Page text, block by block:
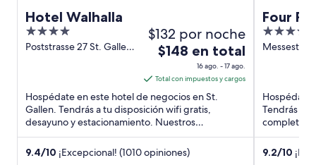
Hotel Walhalla
4
out
Poststrasse 27 St. Gallen
$132 por noche
El
es
de
$148
en
total
por
$148 en total
16 ago. - 17 ago.
Total con impuestos y cargos
Hospédate en este hotel de negocios en St.
Gallen. Tendrás a tu disposición wifi gratis,
desayuno y estacionamiento. Nuestros
huéspedes destacan el desayuno ...
9.4/10 ¡Excepcional! (1010 opiniones)
Four
4.5
out
Hospédate
Tendrás a
completo y
destacan la
9.2/10